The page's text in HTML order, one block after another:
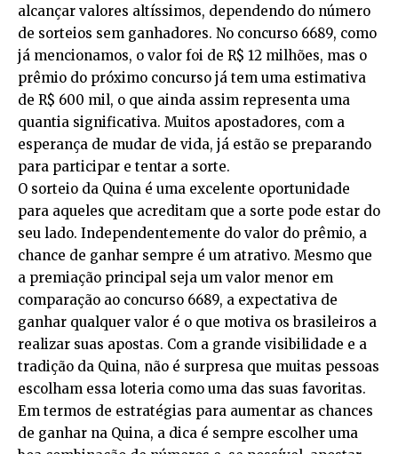
alcançar valores altíssimos, dependendo do número
de sorteios sem ganhadores. No concurso 6689, como
já mencionamos, o valor foi de R$ 12 milhões, mas o
prêmio do próximo concurso já tem uma estimativa
de R$ 600 mil, o que ainda assim representa uma
quantia significativa. Muitos apostadores, com a
esperança de mudar de vida, já estão se preparando
para participar e tentar a sorte.
O sorteio da Quina é uma excelente oportunidade
para aqueles que acreditam que a sorte pode estar do
seu lado. Independentemente do valor do prêmio, a
chance de ganhar sempre é um atrativo. Mesmo que
a premiação principal seja um valor menor em
comparação ao concurso 6689, a expectativa de
ganhar qualquer valor é o que motiva os brasileiros a
realizar suas apostas. Com a grande visibilidade e a
tradição da Quina, não é surpresa que muitas pessoas
escolham essa loteria como uma das suas favoritas.
Em termos de estratégias para aumentar as chances
de ganhar na Quina, a dica é sempre escolher uma